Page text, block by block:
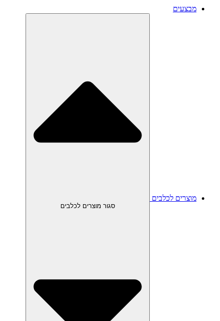
מבצעים
מוצרים לכלבים
סגור מוצרים לכלבים